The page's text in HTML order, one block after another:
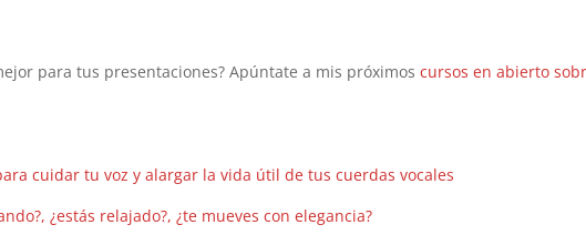
para tus presentaciones? Apúntate a mis próximoscursos en abierto
cuidar tu voz y alargar la vida útil de tus cuerdas vocales
¿estás relajado?, ¿te mueves con elegancia?